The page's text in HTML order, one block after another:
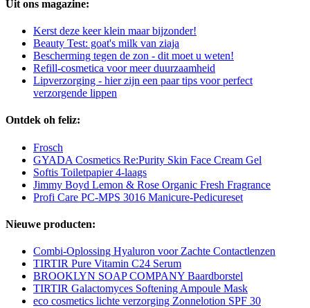
Uit ons magazine:
Kerst deze keer klein maar bijzonder!
Beauty Test: goat's milk van ziaja
Bescherming tegen de zon - dit moet u weten!
Refill-cosmetica voor meer duurzaamheid
Lipverzorging - hier zijn een paar tips voor perfect
verzorgende lippen
Ontdek oh feliz:
Frosch
GYADA Cosmetics Re:Purity Skin Face Cream Gel
Softis Toiletpapier 4-laags
Jimmy Boyd Lemon & Rose Organic Fresh Fragrance
Profi Care PC-MPS 3016 Manicure-Pedicureset
Nieuwe producten:
Combi-Oplossing Hyaluron voor Zachte Contactlenzen
TIRTIR Pure Vitamin C24 Serum
BROOKLYN SOAP COMPANY Baardborstel
TIRTIR Galactomyces Softening Ampoule Mask
eco cosmetics lichte verzorging Zonnelotion SPF 30